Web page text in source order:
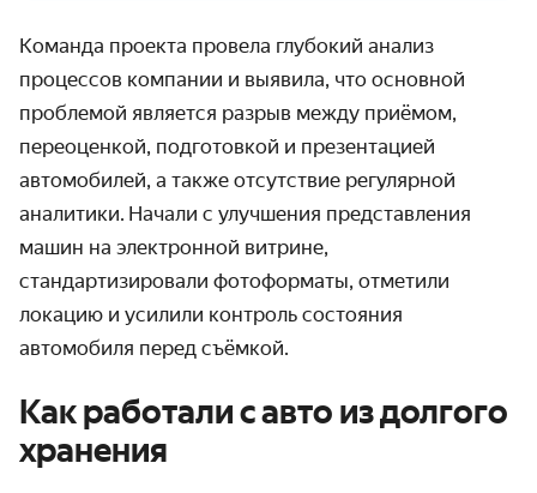
Команда проекта провела глубокий анализ
процессов компании и выявила, что основной
проблемой является разрыв между приёмом,
переоценкой, подготовкой и презентацией
автомобилей, а также отсутствие регулярной
аналитики. Начали с улучшения представления
машин на электронной витрине,
стандартизировали фотоформаты, отметили
локацию и усилили контроль состояния
автомобиля перед съёмкой.
Как работали с авто из долгого
хранения